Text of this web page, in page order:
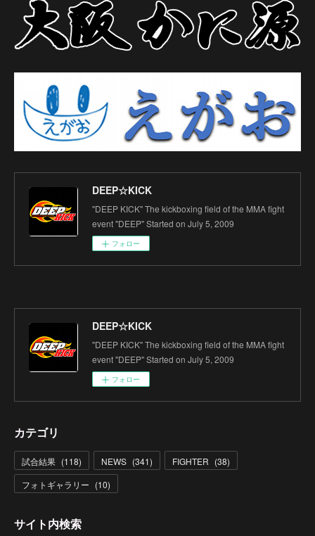
DEEP☆KICK
"DEEP KICK" The kickboxing field of the MMA fight
event "DEEP" Started on July 5, 2009
フォロー
DEEP☆KICK
"DEEP KICK" The kickboxing field of the MMA fight
event "DEEP" Started on July 5, 2009
フォロー
カテゴリ
試合結果 (118) NEWS (341) FIGHTER (38)
フォトギャラリー (10)
サイト内検索